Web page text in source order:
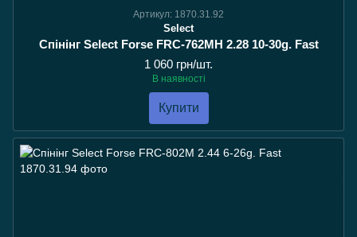
Артикул: 1870.31.92
Select
Спінінг Select Forse FRC-762MH 2.28 10-30g. Fast
1 060 грн/шт.
В наявності
Купити